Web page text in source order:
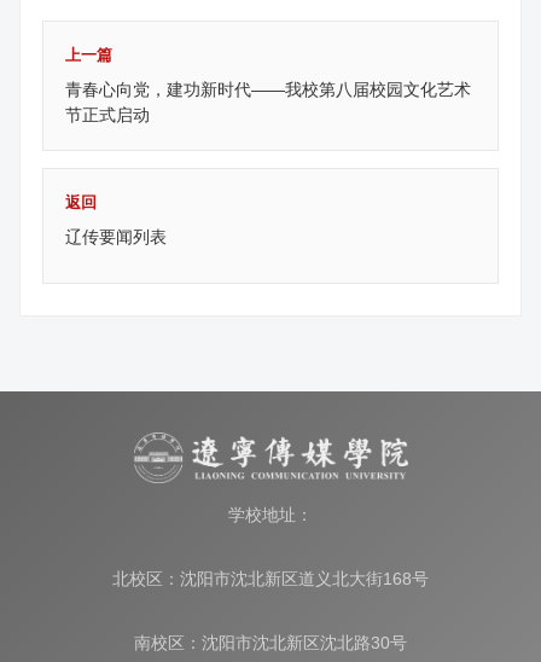
上一篇
青春心向党，建功新时代——我校第八届校园文化艺术
节正式启动
返回
辽传要闻列表
学校地址：
北校区：沈阳市沈北新区道义北大街168号
南校区：沈阳市沈北新区沈北路30号